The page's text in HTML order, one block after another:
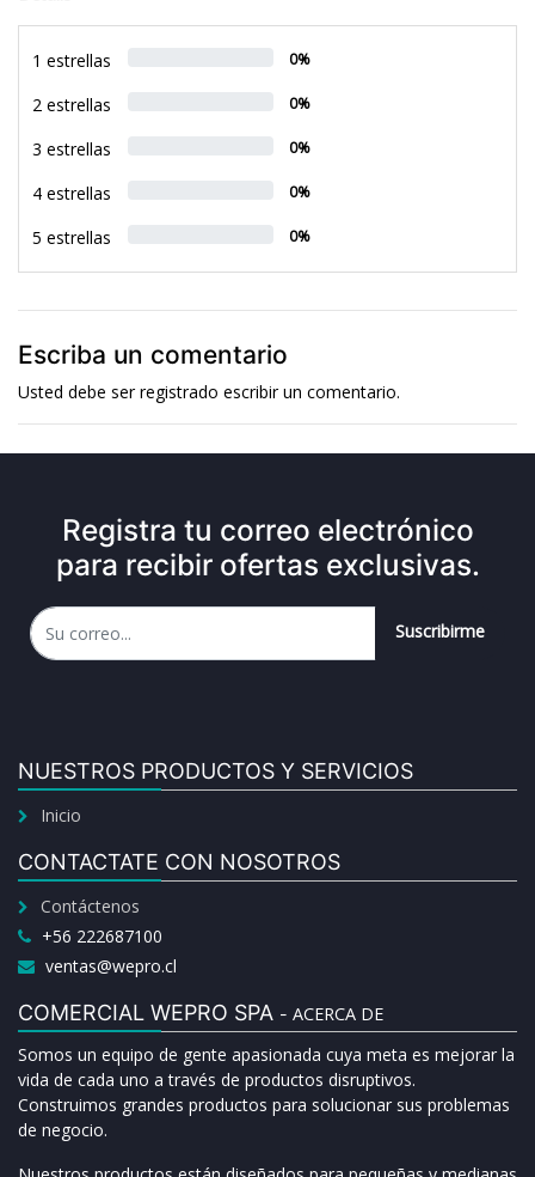
1 estrellas 0%
2 estrellas 0%
3 estrellas 0%
4 estrellas 0%
5 estrellas 0%
Escriba un comentario
Usted debe serregistrado escribir un comentario.
Registra tu correo electrónico
para recibir ofertas exclusivas.
Suscribirme
NUESTROS PRODUCTOS Y SERVICIOS
Inicio
CONTACTATE CON NOSOTROS
Contáctenos
+56 222687100
ventas@wepro.cl
COMERCIAL WEPRO SPA - ACERCA DE
Somos un equipo de gente apasionada cuya meta es mejorar la
vida de cada uno a través de productos disruptivos.
Construimos grandes productos para solucionar sus problemas
de negocio.